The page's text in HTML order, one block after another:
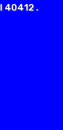
40412 .